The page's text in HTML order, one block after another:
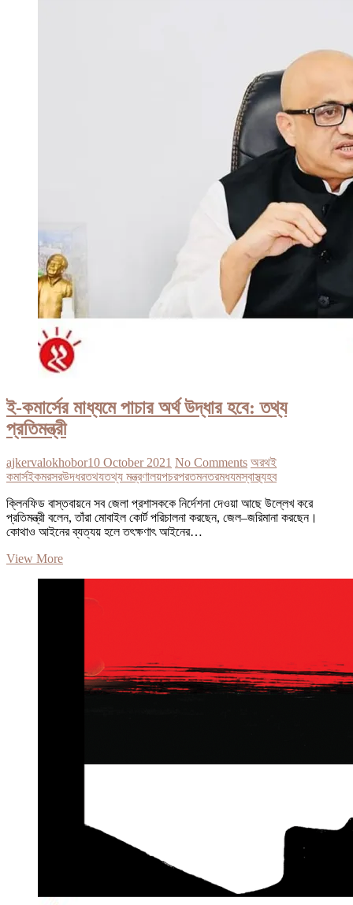
ই-কমার্সের মাধ্যমে পাচার অর্থ উদ্ধার হবে: তথ্য
প্রতিমন্ত্রী
ajkervalokhobor10 October 2021 No Comments অরথই
কমার্সইকমরসরউদধরতথযতথ্য মন্ত্রণালয়পচরপরতমনতরমধযমস্বাস্থ্যহব
ক্লিনফিড বাস্তবায়নে সব জেলা প্রশাসককে নির্দেশনা দেওয়া আছে উল্লেখ করে
প্রতিমন্ত্রী বলেন, তাঁরা মোবাইল কোর্ট পরিচালনা করছেন, জেল–জরিমানা করছেন।
কোথাও আইনের ব্যত্যয় হলে তৎক্ষণাৎ আইনের…
View Moreই-
প্রতিমন্ত্রী